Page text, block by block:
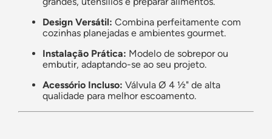
Design Versátil: Combina perfeitamente com
cozinhas planejadas e ambientes gourmet.
Instalação Prática: Modelo de sobrepor ou
embutir, adaptando-se ao seu projeto.
Acessório Incluso: Válvula Ø 4 ½" de alta
qualidade para melhor escoamento.